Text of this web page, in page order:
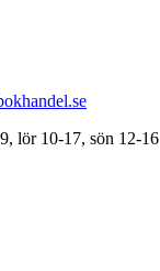
lör 10-17, sön 12-16